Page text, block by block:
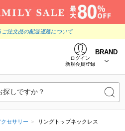
注文品の配送遅延について
ログイン
新規会員登録
BRAND
探しですか？
クセサリー リングトップネックレス